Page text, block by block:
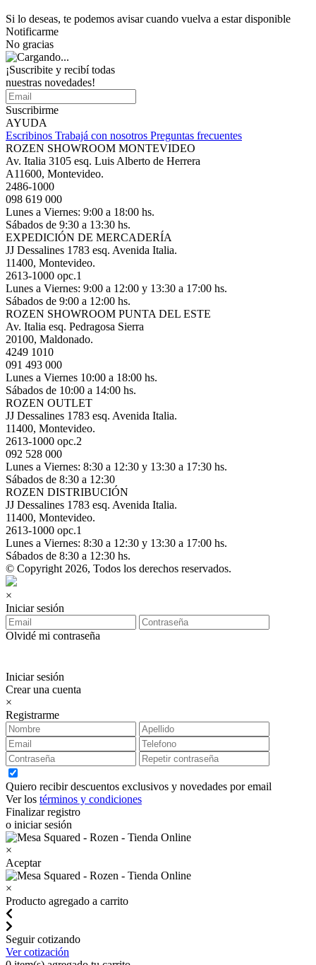
Si lo deseas, te podemos avisar cuando vuelva a estar disponible
Notificarme
No gracias
¡Suscribite y recibí todas
nuestras novedades!
Suscribirme
AYUDA
Escribinos Trabajá con nosotros Preguntas frecuentes
ROZEN SHOWROOM MONTEVIDEO
Av. Italia 3105 esq. Luis Alberto de Herrera
A11600, Montevideo.
2486-1000
098 619 000
Lunes a Viernes: 9:00 a 18:00 hs.
Sábados de 9:30 a 13:30 hs.
EXPEDICIÓN DE MERCADERÍA
JJ Dessalines 1783 esq. Avenida Italia.
11400, Montevideo.
2613-1000 opc.1
Lunes a Viernes: 9:00 a 12:00 y 13:30 a 17:00 hs.
Sábados de 9:00 a 12:00 hs.
ROZEN SHOWROOM PUNTA DEL ESTE
Av. Italia esq. Pedragosa Sierra
20100, Maldonado.
4249 1010
091 493 000
Lunes a Viernes 10:00 a 18:00 hs.
Sábados de 10:00 a 14:00 hs.
ROZEN OUTLET
JJ Dessalines 1783 esq. Avenida Italia.
11400, Montevideo.
2613-1000 opc.2
092 528 000
Lunes a Viernes: 8:30 a 12:30 y 13:30 a 17:30 hs.
Sábados de 8:30 a 12:30
ROZEN DISTRIBUCIÓN
JJ Dessalines 1783 esq. Avenida Italia.
11400, Montevideo.
2613-1000 opc.1
Lunes a Viernes: 8:30 a 12:30 y 13:30 a 17:00 hs.
Sábados de 8:30 a 12:30 hs.
© Copyright 2026, Todos los derechos reservados.
×
Iniciar sesión
Olvidé mi contraseña
Iniciar sesión
Crear una cuenta
×
Registrarme
Quiero recibir descuentos exclusivos y novedades por email
Ver los términos y condiciones
Finalizar registro
o iniciar sesión
×
Aceptar
×
Producto agregado a carrito
Seguir cotizando
Ver cotización